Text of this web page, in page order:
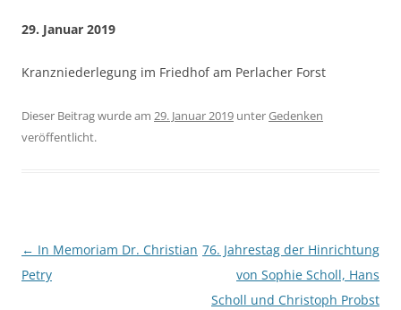
29. Januar 2019
Kranzniederlegung im Friedhof am Perlacher Forst
Dieser Beitrag wurde am 29. Januar 2019 unterGedenken
veröffentlicht.
Beitragsnavigation
← In Memoriam Dr. Christian
Petry
76. Jahrestag der Hinrichtung
von Sophie Scholl, Hans
Scholl und Christoph Probst